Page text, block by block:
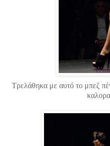
Τρελάθηκα με αυτό το μπεζ